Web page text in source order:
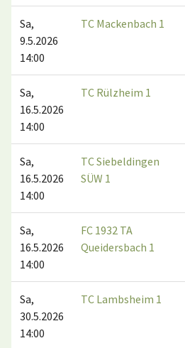
Sa,
9.5.2026
14:00
TC Mackenbach 1
Sa,
16.5.2026
14:00
TC Rülzheim 1
Sa,
16.5.2026
14:00
TC Siebeldingen
SÜW 1
Sa,
16.5.2026
14:00
FC 1932 TA
Queidersbach 1
Sa,
30.5.2026
14:00
TC Lambsheim 1